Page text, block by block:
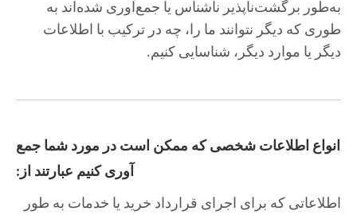
به‌طور برگشت‌ناپذیر ناشناس یا جمع‌آوری شده‌اند به
طوری که دیگر نتوانند ما را، چه در ترکیب با اطلاعات
دیگر یا موارد دیگر، شناسایی کنیم.
انواع اطلاعات شخصی که ممکن است در مورد شما جمع
آوری کنیم عبارتند از:
اطلاعاتی که برای اجرای قرارداد خرید یا خدمات به طور